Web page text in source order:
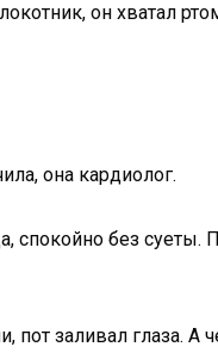
он хватал
она кардиолог.
спокойно без суеты.
пот заливал глаза. А